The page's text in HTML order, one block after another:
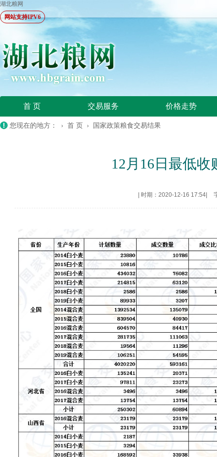
湖北粮网
网站支持IPV6
首 页 交易服务 价格走势
您现在的地方： › 首 页 › 国家政策粮食交易结果
12月16日最低
时期：2020-12-16 17:54